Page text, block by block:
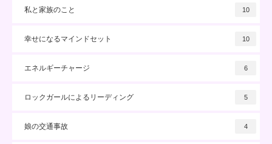
私と家族のこと 10
幸せになるマインドセット 10
エネルギーチャージ 6
ロックガールによるリーディング 5
娘の交通事故 4